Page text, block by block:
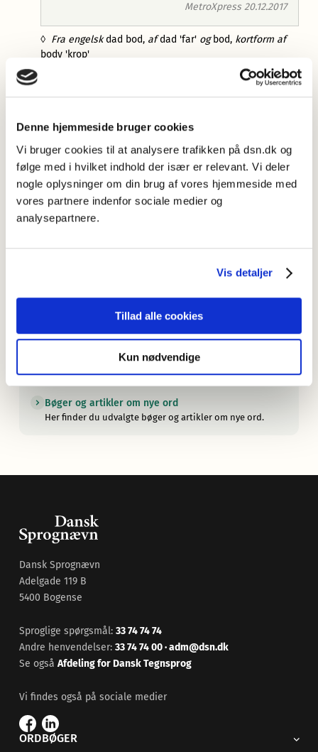
Denne hjemmeside bruger cookies
Vi bruger cookies til at analysere trafikken på dsn.dk og
følge med i hvilket indhold der især er relevant. Vi deler
nogle oplysninger om din brug af vores hjemmeside med
vores partnere indenfor sociale medier og
analysepartnere.
Vis detaljer
Tillad alle cookies
Kun nødvendige
MetroXpress 20.12.2017
◊ Fra engelskdad bod, afdad 'far' og bod, kortform af
body 'krop'
Forfatter: Jørgen Nørby Jensen: 2018
Mere information
Nye ord i dansk er blevet forøget med 56 nye opslagsord.
Nyordslister
Her finder du en oversigt over Sprognævnets nyordslister.
Sprognævnet ser Ex on the Beach
— men ikke kun for drama og drukturenes skyld.
Om Nye ord i dansk
oplysninger artiklerne indeholder, og om redaktionen.
Læs mere om nye ord her.
Her finder du en oversigt over andre landes nyordslister
og kåringer af årets ord.
Bøger og artikler om nye ord
Her finder du udvalgte bøger og artikler om nye ord.
Dansk Sprognævn
Adelgade 119 B
5400 Bogense
Sproglige spørgsmål: 33 74 74 74
Andre henvendelser: 33 74 74 00·adm@dsn.dk
Se også Afdeling for Dansk Tegnsprog
Vi findes også på sociale medier
ORDBØGER